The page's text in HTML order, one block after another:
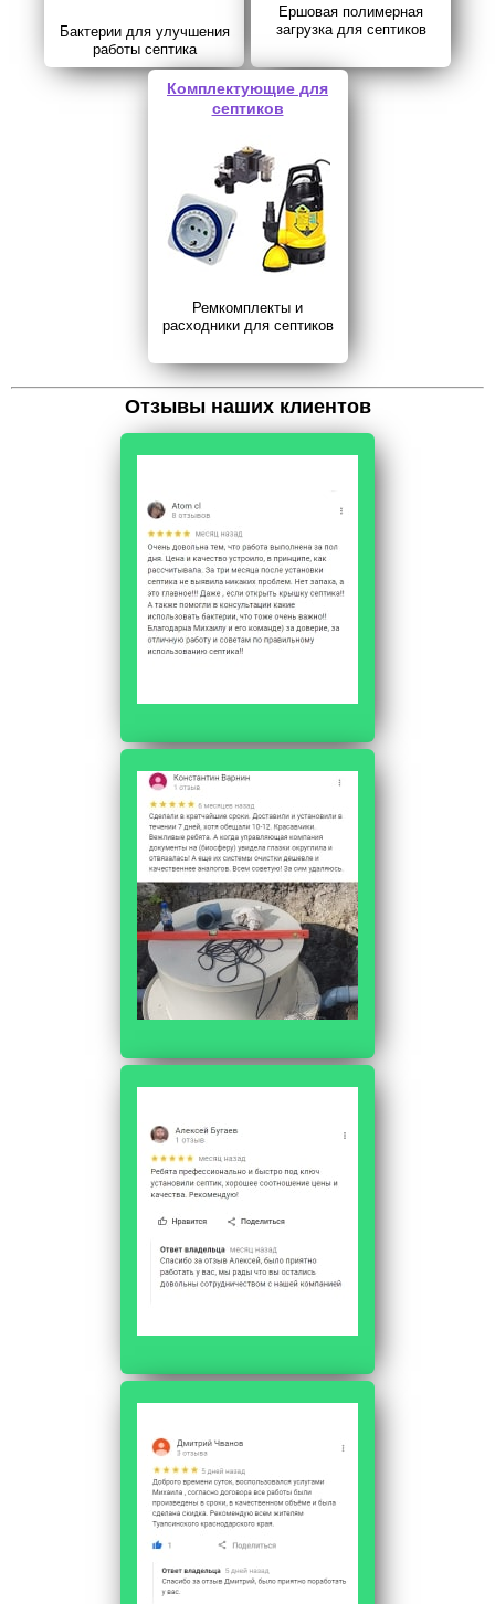
Бактерии для улучшения
работы септика
Ершовая полимерная
загрузка для септиков
Комплектующие для
септиков
Ремкомплекты и
расходники для септиков
Отзывы наших клиентов